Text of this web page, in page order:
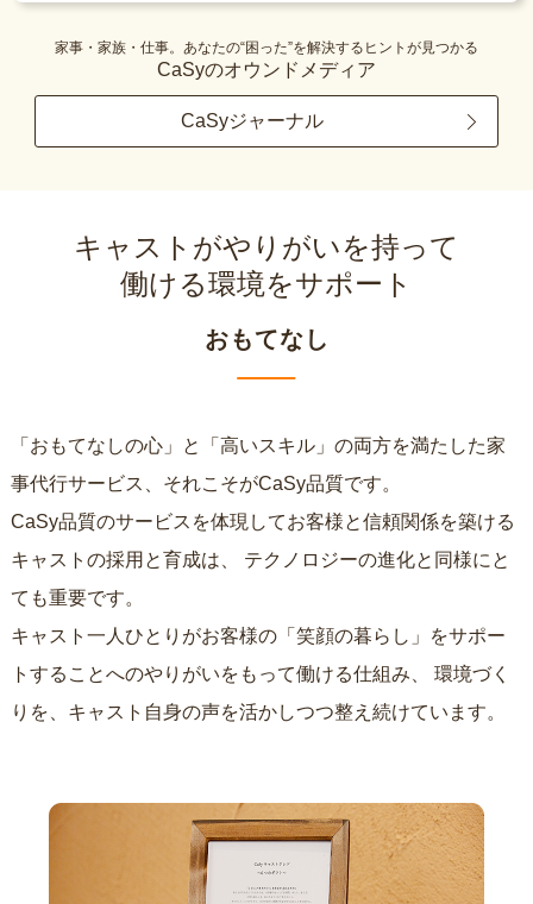
家事・家族・仕事。あなたの“困った”を解決するヒントが見つかる
CaSyのオウンドメディア
CaSyジャーナル
キャストがやりがいを持って
働ける環境をサポート
おもてなし
「おもてなしの心」と「高いスキル」の両方を満たした家
事代行サービス、それこそがCaSy品質です。
CaSy品質のサービスを体現してお客様と信頼関係を築ける
キャストの採用と育成は、
ても重要です。
キャスト一人ひとりがお客様の「笑顔の暮らし」をサポー
トすることへのやりがいをもって働ける仕組み、
りを、キャスト自身の声を活かしつつ整え続けています。